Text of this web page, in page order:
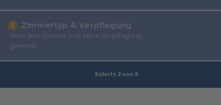
Schritt 2 von 5
4 Zimmertyp & Verpflegung
Noch kein Zimmer und keine Verpflegung
gewählt.